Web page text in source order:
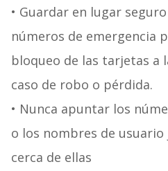
• Guardar en lugar
números de emergencia
bloqueo de las tarjetas a
caso de robo o pérdida.
• Nunca apuntar los
o los nombres de
cerca de ellas